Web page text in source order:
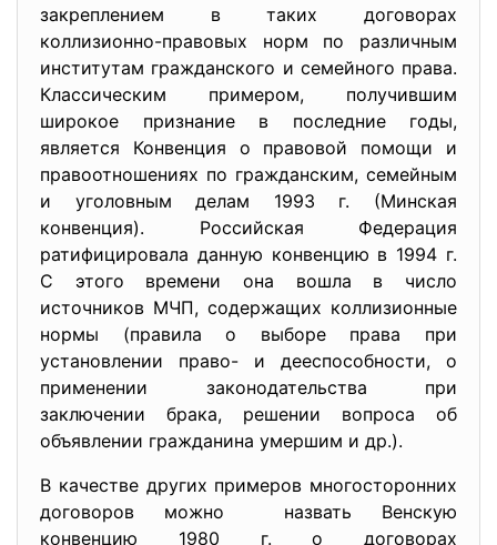
закреплением в таких договорах
коллизионно-правовых норм по различным
институтам гражданского и семейного права.
Классическим примером, получившим
широкое признание в последние годы,
является Конвенция о правовой помощи и
правоотношениях по гражданским, семейным
и уголовным делам 1993 г. (Минская
конвенция). Российская Федерация
ратифицировала данную конвенцию в 1994 г.
С этого времени она вошла в число
источников МЧП, содержащих коллизионные
нормы (правила о выборе права при
установлении право- и дееспособности, о
применении законодательства при
заключении брака, решении вопроса об
объявлении гражданина умершим и др.).
В качестве других примеров многосторонних
договоров можно назвать Венскую
конвенцию 1980 г. о договорах